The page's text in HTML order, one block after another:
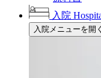
入院
入院メニューを開く